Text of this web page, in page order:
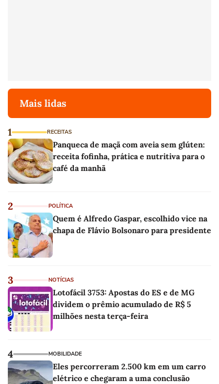
Mais lidas
1 RECEITAS
Panqueca de maçã com aveia sem glúten:
receita fofinha, prática e nutritiva para o
café da manhã
2 POLÍTICA
Quem é Alfredo Gaspar, escolhido vice na
chapa de Flávio Bolsonaro para presidente
3 NOTÍCIAS
Lotofácil 3753: Apostas do ES e de MG
dividem o prêmio acumulado de R$ 5
milhões nesta terça-feira
4 MOBILIDADE
Eles percorreram 2.500 km em um carro
elétrico e chegaram a uma conclusão